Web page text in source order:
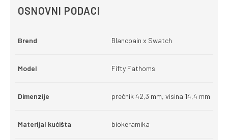
OSNOVNI PODACI
Brend Blancpain x Swatch
Model Fifty Fathoms
Dimenzije prečnik 42,3 mm, visina 14,4 mm
Materijal kućišta biokeramika